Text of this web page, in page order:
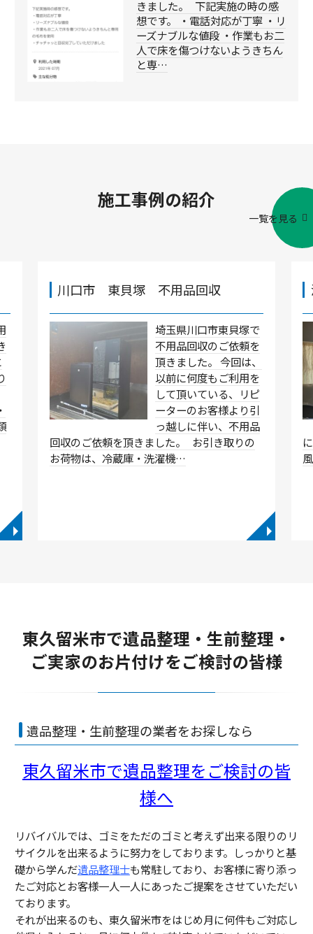
きました。 下記実施の時の感
想です。 ・電話対応が丁寧 ・リ
ーズナブルな値段 ・作業もお二
人で床を傷つけないようきちん
と専…
施工事例の紹介
一覧を見る
◥
川口市 東貝塚 不用品回収
埼玉県川口市東貝塚で
不用品回収のご依頼を
頂きました。 今回は、
以前に何度もご利用を
して頂いている、リピ
ーターのお客様より引
っ越しに伴い、不用品
回収のご依頼を頂きました。 お引き取りの
お荷物は、冷蔵庫・洗濯機…
◥
東久留米市で遺品整理・生前整理・
ご実家のお片付けをご検討の皆様
遺品整理・生前整理の業者をお探しなら
東久留米市で遺品整理をご検討の皆
様へ
リバイバルでは、ゴミをただのゴミと考えず出来る限りのリ
サイクルを出来るように努力をしております。しっかりと基
礎から学んだ遺品整理士も常駐しており、お客様に寄り添っ
たご対応とお客様一人一人にあったご提案をさせていただい
ております。
それが出来るのも、東久留米市をはじめ月に何件もご対応し